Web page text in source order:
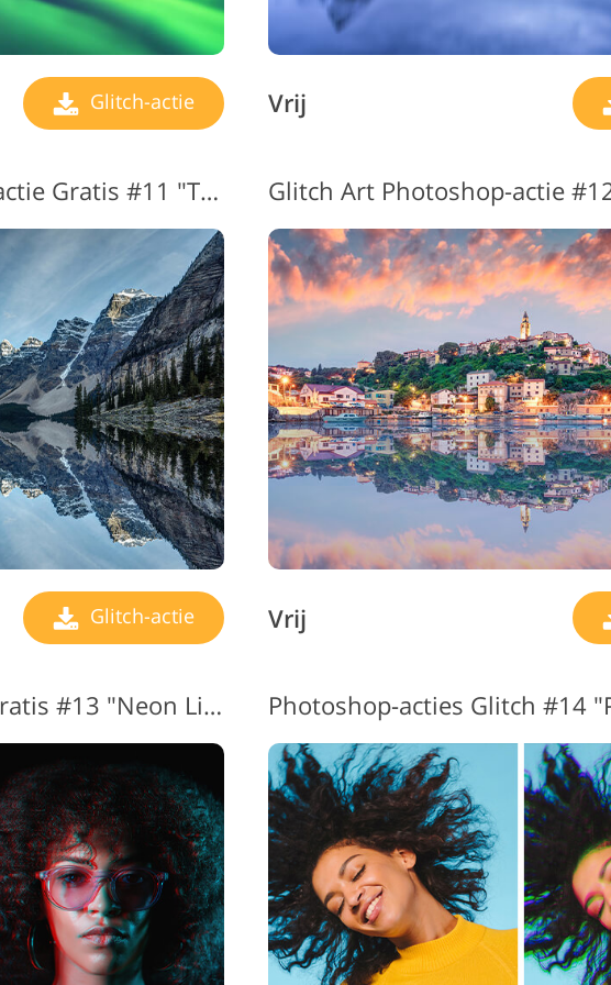
Glitch-actie Vrij
Glitch-effect Photoshop-actie Gratis #11 "The Waves"
Glitch-actie Vrij
Photoshop Glitch-actie Gratis #13 "Neon Lights" Photoshop-acties Glitch #14